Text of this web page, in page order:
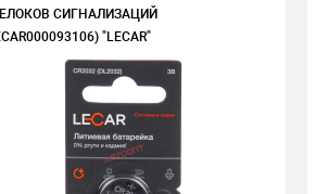
СИГНАЛИЗАЦИЙ
"LECAR"